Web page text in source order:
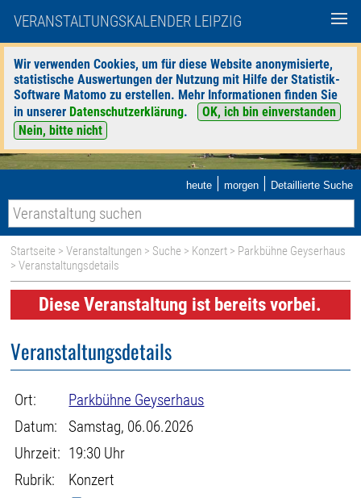
VERANSTALTUNGSKALENDER LEIPZIG
Wir verwenden Cookies, um für diese Website anonymisierte,
statistische Auswertungen der Nutzung mit Hilfe der Statistik-
Software Matomo zu erstellen. Mehr Informationen finden Sie
in unserer Datenschutzerklärung.
OK, ich bin einverstanden
Nein, bitte nicht
heute | morgen | Detaillierte Suche
Startseite >Veranstaltungen > Suche > Konzert > Parkbühne Geyserhaus
> Veranstaltungsdetails
Diese Veranstaltung ist bereits vorbei.
Veranstaltungsdetails
Ort:
Parkbühne Geyserhaus
Datum:
Samstag, 06.06.2026
Uhrzeit: 19:30 Uhr
Rubrik:
Konzert